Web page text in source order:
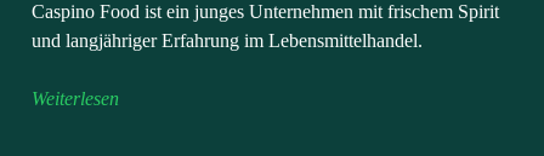
Caspino Food ist ein junges Unternehmen mit frischem Spirit
und langjähriger Erfahrung im Lebensmittelhandel.
Weiterlesen